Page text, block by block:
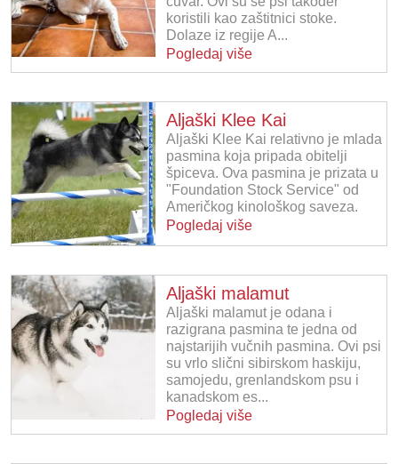
koristili kao zaštitnici stoke.
Dolaze iz regije A...
Pogledaj više
Aljaški Klee Kai
Aljaški Klee Kai relativno je mlada
pasmina koja pripada obitelji
špiceva. Ova pasmina je prizata u
"Foundation Stock Service" od
Američkog kinološkog saveza.
Pogledaj više
Aljaški malamut
Aljaški malamut je odana i
razigrana pasmina te jedna od
najstarijih vučnih pasmina. Ovi psi
su vrlo slični sibirskom haskiju,
samojedu, grenlandskom psu i
kanadskom es...
Pogledaj više